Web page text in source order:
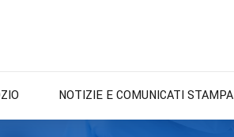
NOTIZIE E COMUNICATI STAMPA